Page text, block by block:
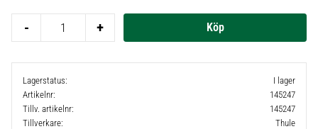
+
-
Lagerstatus
I lager
Artikelnr
145247
Tillv. artikelnr
145247
Tillverkare
Thule